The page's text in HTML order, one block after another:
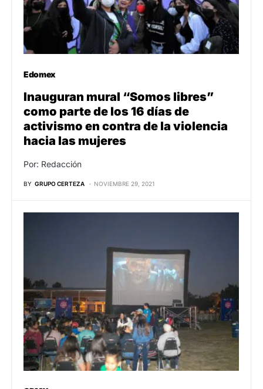
Edomex
Inauguran mural “Somos libres”
como parte de los 16 días de
activismo en contra de la violencia
hacia las mujeres
Por: Redacción
BY GRUPO CERTEZA NOVIEMBRE 29, 2021